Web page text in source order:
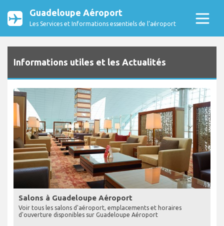
Guadeloupe Aéroport
Les Services et Informations essentiels de l’aéroport
Informations utiles et les Actualités
Salons à Guadeloupe Aéroport
Voir tous les salons d'aéroport, emplacements et horaires
d'ouverture disponibles sur Guadeloupe Aéroport